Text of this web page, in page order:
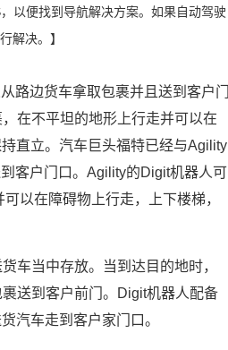
以便找到导航解决方案。如果自动驾驶
解决。】
路边货车拿取包裹并且送到客户门
在不平坦的地形上行走并可以在
直立。汽车巨头福特已经与Agility
客户门口。Agility的Digit机器人可
以在障碍物上行走，上下楼梯，
车当中存放。当到达目的地时，
送到客户前门。Digit机器人配备
汽车走到客户家门口。